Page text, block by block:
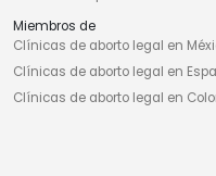
Miembros de
Clínicas de aborto legal en
Clínicas de aborto legal en
Clínicas de aborto legal en